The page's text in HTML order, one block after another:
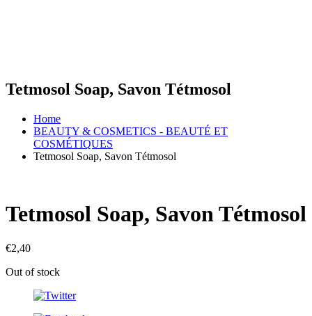
Tetmosol Soap, Savon Tétmosol
Home
BEAUTY & COSMETICS - BEAUTÉ ET
COSMÉTIQUES
Tetmosol Soap, Savon Tétmosol
Tetmosol Soap, Savon Tétmosol
€2,40
Out of stock